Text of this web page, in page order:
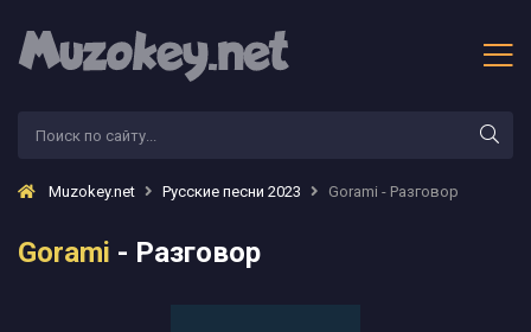
Muzokey.net Русские песни 2023 Gorami - Разговор
Gorami - Разговор